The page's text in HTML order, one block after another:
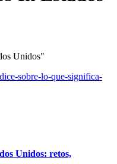
Unidos"
Unidos: retos,